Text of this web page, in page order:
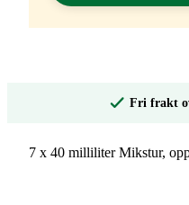
Fri frakt
7 x 40 milliliter Mikstur,